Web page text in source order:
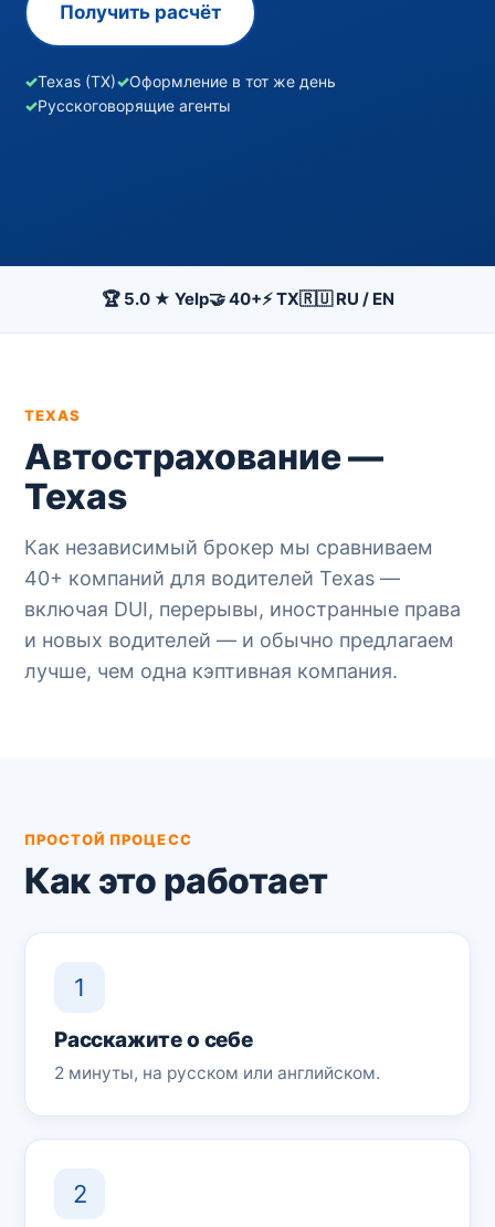
Получить расчёт
✓Texas (TX)✓Оформление в тот же день
✓Русскоговорящие агенты
🏆 5.0 ★ Yelp🤝 40+⚡ TX🇷🇺 RU / EN
TEXAS
Автострахование —
Texas
Как независимый брокер мы сравниваем
40+ компаний для водителей Texas —
включая DUI, перерывы, иностранные права
и новых водителей — и обычно предлагаем
лучше, чем одна кэптивная компания.
ПРОСТОЙ ПРОЦЕСС
Как это работает
1
Расскажите о себе
2 минуты, на русском или английском.
2